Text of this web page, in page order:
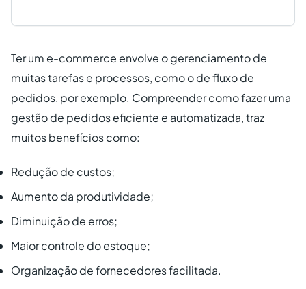
Ter um e-commerce envolve o gerenciamento de
muitas tarefas e processos, como o de fluxo de
pedidos, por exemplo. Compreender como fazer uma
gestão de pedidos eficiente e automatizada, traz
muitos benefícios como:
Redução de custos;
Aumento da produtividade;
Diminuição de erros;
Maior controle do estoque;
Organização de fornecedores facilitada.